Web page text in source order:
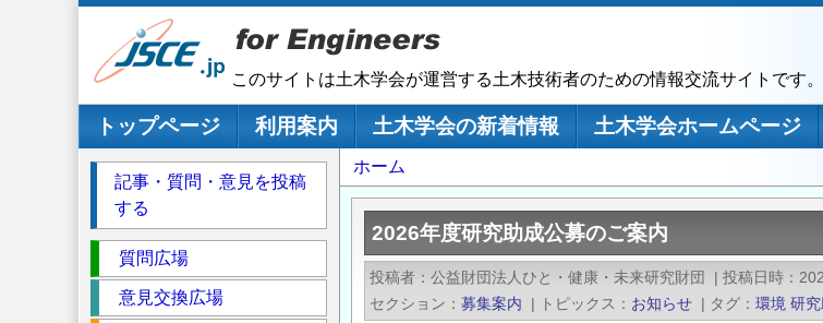
このサイトは土木学会が運営する土木技術者のための情報交流サイトです。
メインナビゲーション
トップページ 利用案内 土木学会の新着情報
土木学会ホームページ
パ
ン
く
ず
ホーム
2026年度研究助成公募のご案内
投稿者 公益財団法人ひと・健康・未来研究財団 | 投稿日時
セクション
募集案内 | トピックス お知らせ | タグ 環境 研
記事・質問・意見を投稿
する
ク
シ
質問広場
意見交換広場